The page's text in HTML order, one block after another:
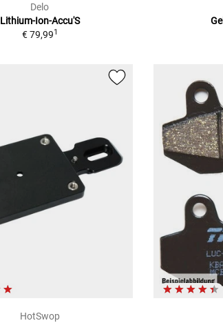
Delo
Lithium-Ion-Accu'S
€ 79,991
HotSwop